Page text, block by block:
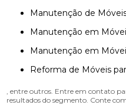
Manutenção de
Manutenção em
Manutenção em
Reforma de Móveis
, entre outros. Entre em contato
resultados do segmento. Conte